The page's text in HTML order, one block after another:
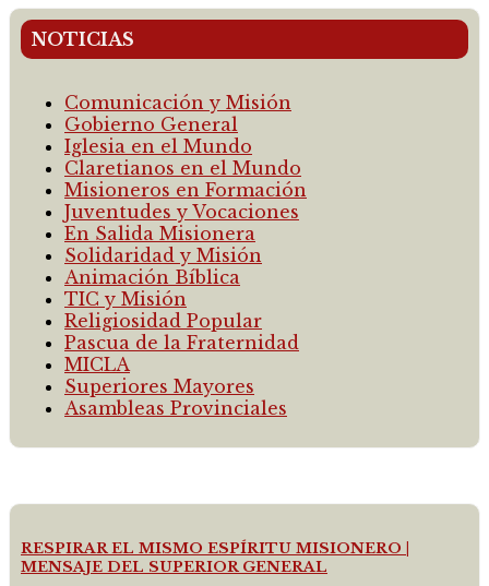
NOTICIAS
Comunicación y Misión
Gobierno General
Iglesia en el Mundo
Claretianos en el Mundo
Misioneros en Formación
Juventudes y Vocaciones
En Salida Misionera
Solidaridad y Misión
Animación Bíblica
TIC y Misión
Religiosidad Popular
Pascua de la Fraternidad
MICLA
Superiores Mayores
Asambleas Provinciales
RESPIRAR EL MISMO ESPÍRITU MISIONERO |
MENSAJE DEL SUPERIOR GENERAL